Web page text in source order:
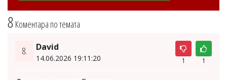
8 Коментара по темата
8. David
14.06.2026 19:11:20 1 1